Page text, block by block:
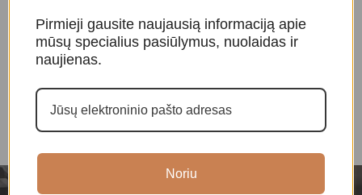
Pirmieji gausite naujausią informaciją apie
mūsų specialius pasiūlymus, nuolaidas ir
naujienas.
Noriu